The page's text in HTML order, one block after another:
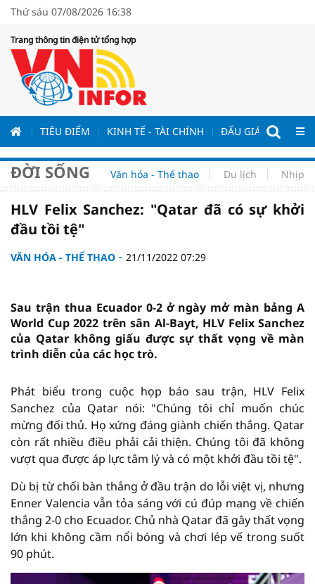
Thứ sáu 07/08/2026 16:38
Trang thông tin điện tử tổng hợp
TIÊU ĐIỂM KINH TẾ - TÀI CHÍNH ĐẤU GIÁ - ĐẤU
ĐỜI SỐNG Văn hóa - Thể thao Du lịch Nhịp
HLV Felix Sanchez: "Qatar đã có sự khởi
đầu tồi tệ"
VĂN HÓA - THỂ THAO 21/11/2022 07:29
Sau trận thua Ecuador 0-2 ở ngày mở màn bảng A
World Cup 2022 trên sân Al-Bayt, HLV Felix Sanchez
của Qatar không giấu được sự thất vọng về màn
trình diễn của các học trò.
Phát biểu trong cuộc họp báo sau trận, HLV Felix
Sanchez của Qatar nói: "Chúng tôi chỉ muốn chúc
mừng đối thủ. Họ xứng đáng giành chiến thắng. Qatar
còn rất nhiều điều phải cải thiện. Chúng tôi đã không
vượt qua được áp lực tâm lý và có một khởi đầu tồi tệ".
Dù bị từ chối bàn thắng ở đầu trận do lỗi việt vị, nhưng
Enner Valencia vẫn tỏa sáng với cú đúp mang về chiến
thắng 2-0 cho Ecuador. Chủ nhà Qatar đã gây thất vọng
lớn khi không cầm nổi bóng và chơi lép vế trong suốt
90 phút.